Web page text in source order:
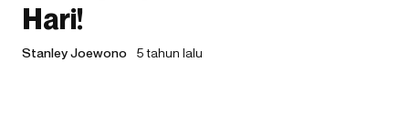
Hari!
Stanley Joewono 5 tahun lalu